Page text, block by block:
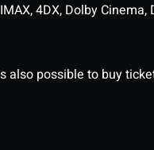
4DX, Dolby
possible to buy